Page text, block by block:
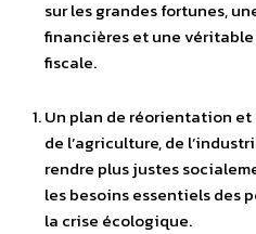
sur les grandes fortunes,
financières et une
fiscale.
Un plan de réorientation
de l’agriculture, de
rendre plus justes
les besoins essentiels des
la crise écologique.